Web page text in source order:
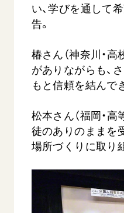
い、学びを通して
告。
椿さん（神奈川・高
がありながらも、
もと信頼を結んで
松本さん（福岡・高
徒のありのままを
場所づくりに取り